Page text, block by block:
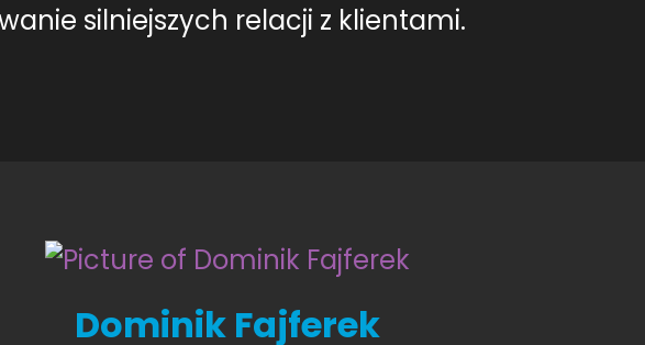
silniejszych relacji z klientami.
Dominik Fajferek